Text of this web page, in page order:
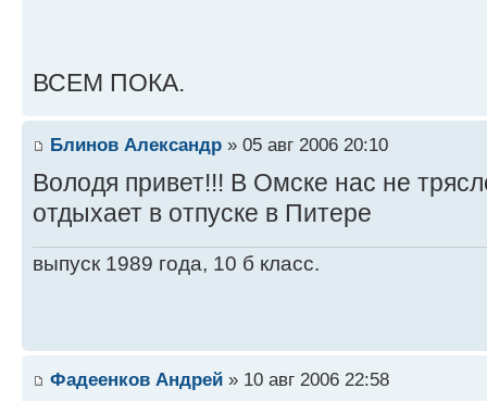
ВСЕМ ПОКА.
Блинов Александр » 05 авг 2006 20:10
Володя привет!!! В Омске нас не
отдыхает в отпуске в Питере
выпуск 1989 года, 10 б класс.
Фадеенков Андрей » 10 авг 2006 22:58